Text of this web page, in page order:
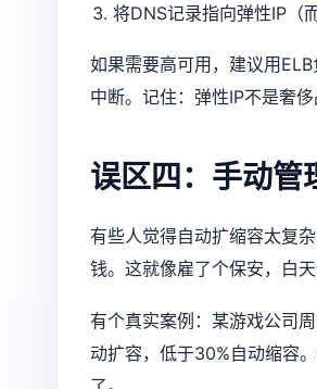
将DNS记录指向弹性IP（
如果需要高可用，建议用
中断。记住：弹性IP不是奢
误区四：手动管
有些人觉得自动扩缩容太复
钱。这就像雇了个保安，白
有个真实案例：某游戏公司
动扩容，低于30%自动缩容